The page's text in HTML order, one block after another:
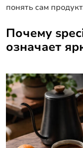
понять сам
Почему
означает